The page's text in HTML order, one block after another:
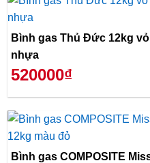
Bình gas Thủ Đức 12kg vỏ
nhựa
520000₫
Bình gas COMPOSITE Miss